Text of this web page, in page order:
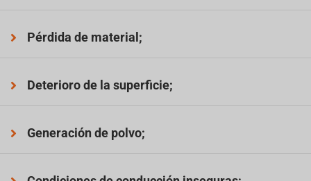
Pérdida de material;
Deterioro de la superficie;
Generación de polvo;